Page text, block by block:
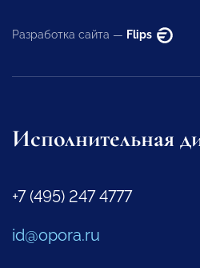
Разработка сайта — Flips
Исполнительная
+7 (495) 247 4777
id@opora.ru